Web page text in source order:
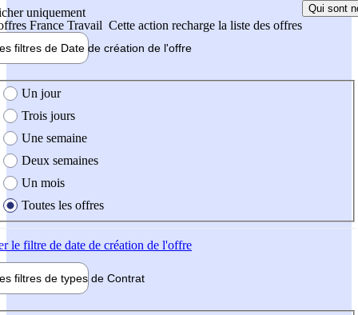
uniquement
France Travail Cette action recharge la liste des offres
Qui sont
filtres de Date de création de l'offre
création de l'offre
Un jour
Trois jours
Une semaine
Deux semaines
Un mois
Toutes les offres
le filtre de date de création de l'offre
filtres de types de Contrat